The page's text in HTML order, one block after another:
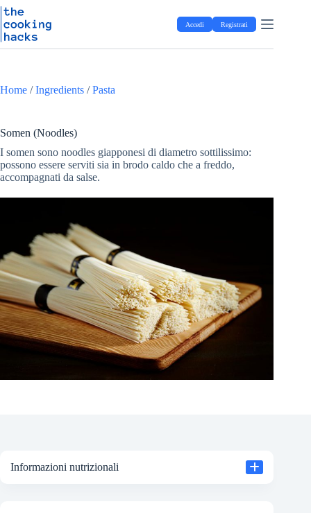
S
t
c
t
n
u
t
Salta
al
contenuto
Accedi Registrati
Home /Ingredients /Pasta
Somen (Noodles)
I somen sono noodles giapponesi di diametro sottilissimo:
possono essere serviti sia in brodo caldo che a freddo,
accompagnati da salse.
Informazioni nutrizionali